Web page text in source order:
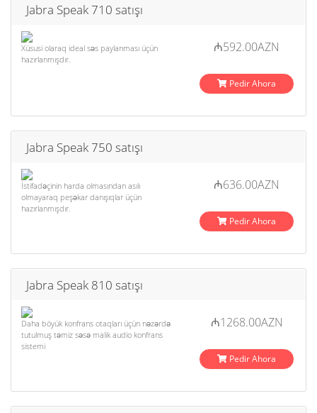
Jabra Speak 710 satışı
Xüsusi olaraq ideal səs paylanması üçün
hazırlanmışdır.
₼592.00AZN
Pedir Ahora
Jabra Speak 750 satışı
İstifadəçinin harda olmasından asılı
olmayaraq peşəkar danışıqlar üçün
hazırlanmışdır.
₼636.00AZN
Pedir Ahora
Jabra Speak 810 satışı
Daha böyük konfrans otaqları üçün nəzərdə
tutulmuş təmiz səsə malik audio konfrans
sistemi
₼1268.00AZN
Pedir Ahora